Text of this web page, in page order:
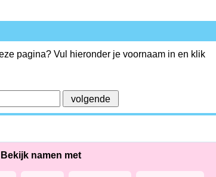
pagina? Vul hieronder je voornaam in en klik
Bekijk namen met